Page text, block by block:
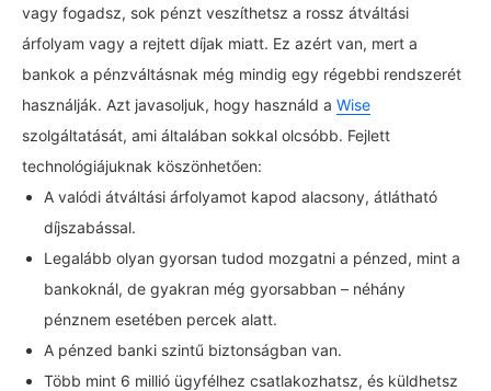
vagy fogadsz, sok pénzt veszíthetsz a rossz átváltási
árfolyam vagy a rejtett díjak miatt. Ez azért van, mert a
bankok a pénzváltásnak még mindig egy régebbi rendszerét
használják. Azt javasoljuk, hogy használd a Wise
szolgáltatását, ami általában sokkal olcsóbb. Fejlett
technológiájuknak köszönhetően:
A valódi átváltási árfolyamot kapod alacsony, átlátható
díjszabással.
Legalább olyan gyorsan tudod mozgatni a pénzed, mint a
bankoknál, de gyakran még gyorsabban – néhány
pénznem esetében percek alatt.
A pénzed banki szintű biztonságban van.
Több mint 6 millió ügyfélhez csatlakozhatsz, és küldhetsz